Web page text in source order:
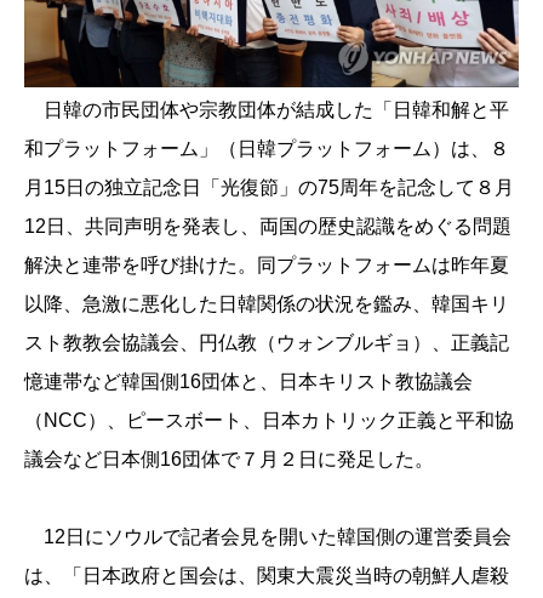
日韓の市民団体や宗教団体が結成した「日韓和解と平
和プラットフォーム」（日韓プラットフォーム）は、８
月15日の独立記念日「光復節」の75周年を記念して８月
12日、共同声明を発表し、両国の歴史認識をめぐる問題
解決と連帯を呼び掛けた。同プラットフォームは昨年夏
以降、急激に悪化した日韓関係の状況を鑑み、韓国キリ
スト教教会協議会、円仏教（ウォンブルギョ）、正義記
憶連帯など韓国側16団体と、日本キリスト教協議会
（NCC）、ピースボート、日本カトリック正義と平和協
議会など日本側16団体で７月２日に発足した。
12日にソウルで記者会見を開いた韓国側の運営委員会
は、「日本政府と国会は、関東大震災当時の朝鮮人虐殺